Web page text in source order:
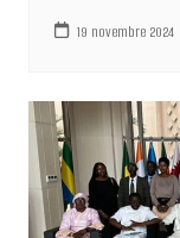
19 novembre 2024